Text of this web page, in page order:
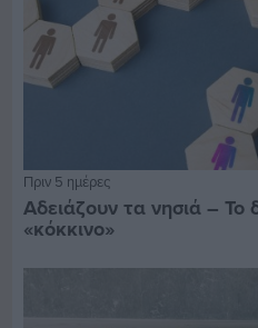
Πριν 5 ημέρες
Αδειάζουν τα νησιά – Το
«κόκκινο»